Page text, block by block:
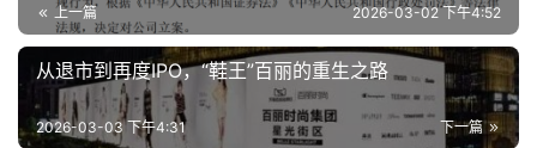
上一篇 2026-03-02 下午4:52
从退市到再度IPO，“鞋王”百丽的重生之路
下一篇
2026-03-03 下午4:31